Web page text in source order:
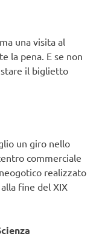
una visita al
la pena. E se non
il biglietto
un giro nello
commerciale
realizzato
fine del XIX